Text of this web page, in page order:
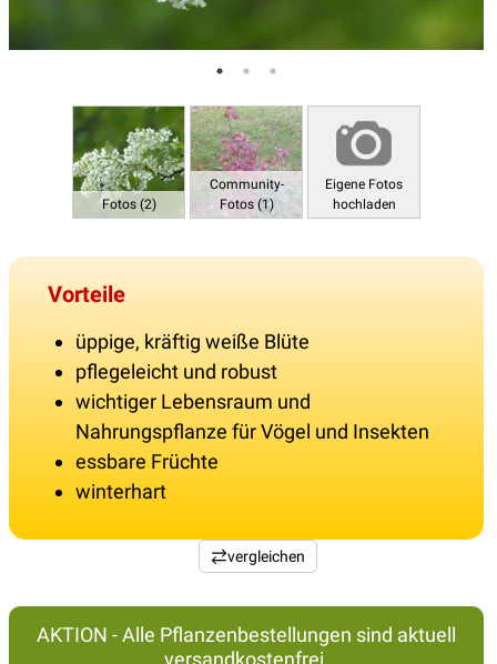
Fotos (2)
Community-
Fotos (1)
Eigene Fotos
hochladen
Vorteile
üppige, kräftig weiße Blüte
pflegeleicht und robust
wichtiger Lebensraum und
Nahrungspflanze für Vögel und Insekten
essbare Früchte
winterhart
vergleichen
AKTION - Alle Pflanzenbestellungen sind aktuell
versandkostenfrei.